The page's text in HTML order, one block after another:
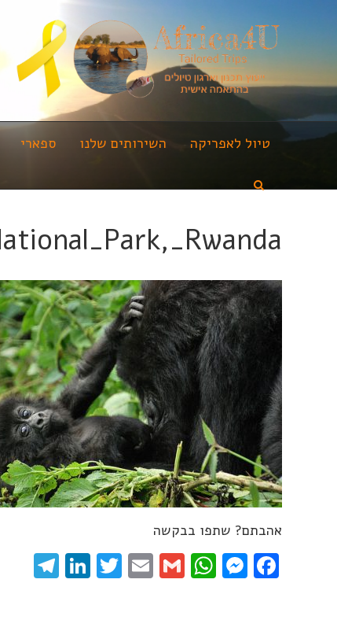
טיול לאפריקה השירותים שלנו ספארי
אהבתם? שתפו בבקשה
Facebook
Messenger
WhatsApp
Gmail
Email
Twitter